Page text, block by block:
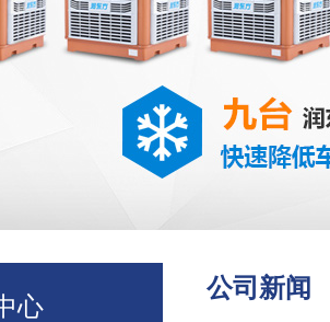
心
公司新闻